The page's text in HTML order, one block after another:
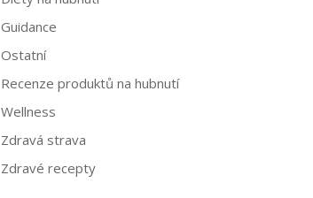
Guidance
Ostatní
Recenze produktů na hubnutí
Wellness
Zdravá strava
Zdravé recepty